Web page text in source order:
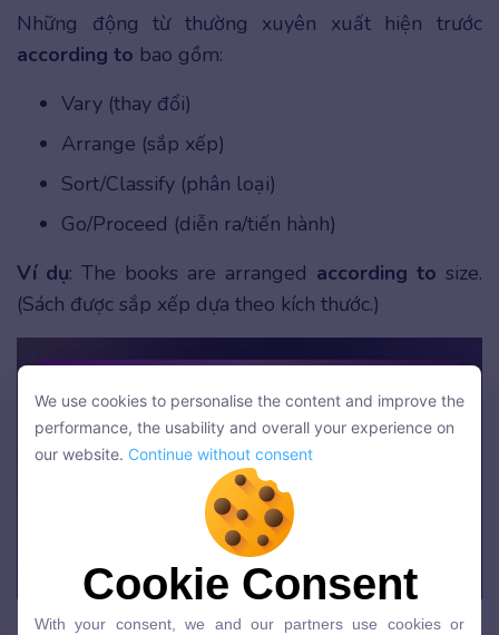
Những động từ thường xuyên xuất hiện trước
according to bao gồm:
Vary (thay đổi)
Arrange (sắp xếp)
Sort/Classify (phân loại)
Go/Proceed (diễn ra/tiến hành)
Ví dụ: The books are arranged according to size.
(Sách được sắp xếp dựa theo kích thước.)
We use cookies to personalise the content and improve the
performance, the usability and overall your experience on
Continue without consent
Cookie Consent
We use cookies to personalise the content and improve the
performance, the usability and overall your experience on
our website. Continue without consent
Cookie Consent
With your consent, we and our partners use cookies or